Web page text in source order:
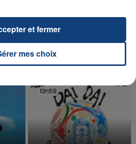
RESSORT DE LA...
contre la clinique qui a
et présenté ses
13h59
13h59
mes choix
et fermer